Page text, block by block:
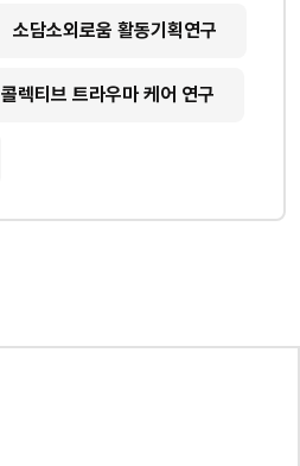
소담소외로움 활동기획연구
콜렉티브 트라우마 케어 연구